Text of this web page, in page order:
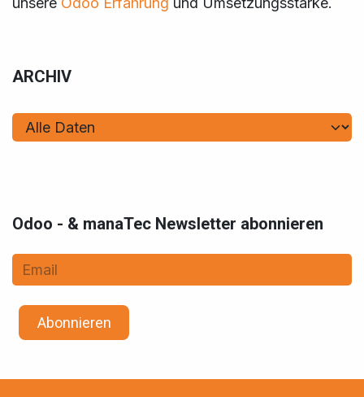
ARCHIV
Odoo - & manaTec Newsletter abonnieren
Abonnieren